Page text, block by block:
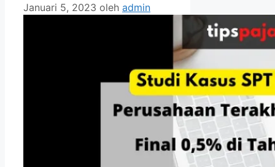
Januari 5, 2023 oleh admin